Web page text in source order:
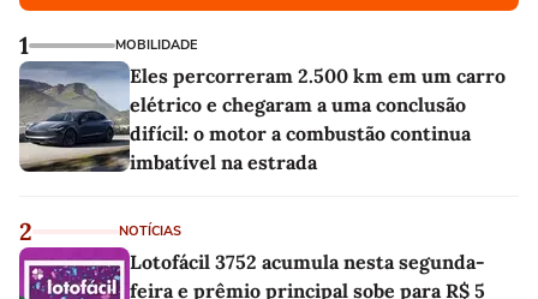
1 MOBILIDADE
Eles percorreram 2.500 km em um carro
elétrico e chegaram a uma conclusão
difícil: o motor a combustão continua
imbatível na estrada
2 NOTÍCIAS
Lotofácil 3752 acumula nesta segunda-
feira e prêmio principal sobe para R$ 5